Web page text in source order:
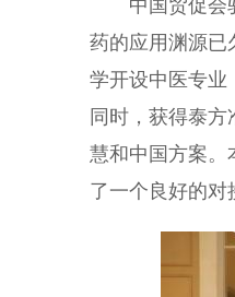
中国贸促会驻
药的应用渊源已
学开设中医专业
同时，获得泰
慧和中国方案
了一个良好的对